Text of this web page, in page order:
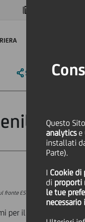
Questo
analyticse
installati
Parte).
I Cookie di
di proporti
le tue
SHARE PRINT
di
ESG dell'azienda veneta.
per il passaggio di